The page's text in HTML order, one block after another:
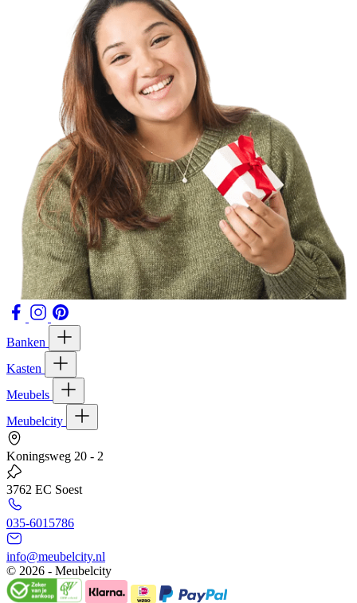
Banken
Kasten
Meubels
Meubelcity
Koningsweg 20 - 2
3762 EC Soest
035-6015786
info@meubelcity.nl
© 2026 - Meubelcity